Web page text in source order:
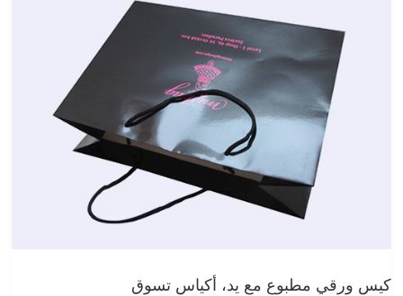
كيس ورقي مطبوع مع يد، أكياس تسوق